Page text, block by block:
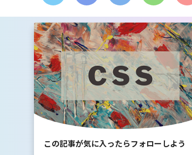
この記事が気に入ったらフォローしよう